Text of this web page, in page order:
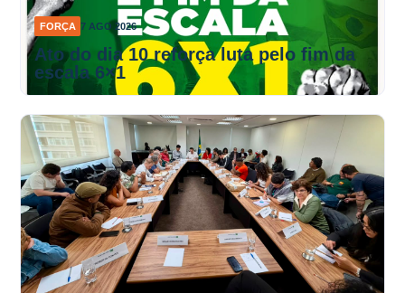
FORÇA 7 AGO 2026
Ato do dia 10 reforça luta pelo fim da
escala 6×1